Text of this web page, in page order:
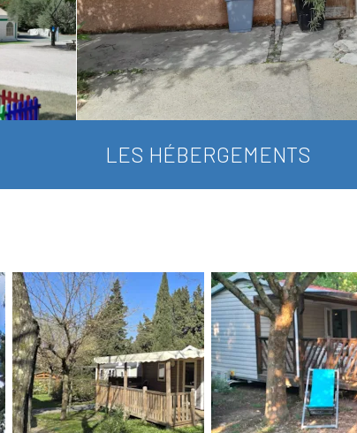
LES HÉBERGEMENTS